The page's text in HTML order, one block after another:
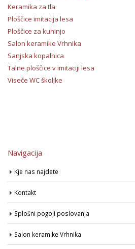
Keramika za tla
Ploščice imitacija lesa
Ploščice za kuhinjo
Salon keramike Vrhnika
Sanjska kopalnica
Talne ploščice v imitaciji lesa
Viseče WC školjke
Navigacija
Kje nas najdete
Kontakt
Splošni pogoji poslovanja
Salon keramike Vrhnika